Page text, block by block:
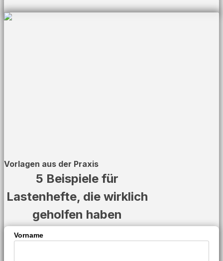
Vorlagen aus der Praxis
5 Beispiele für
Lastenhefte, die wirklich
geholfen haben
Vorname